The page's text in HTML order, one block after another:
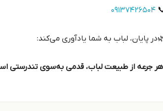
09137426504
پایان، لباب به شما یادآوری می‌کند:
جرعه از طبیعت لباب، قدمی به‌سوی تندرستی